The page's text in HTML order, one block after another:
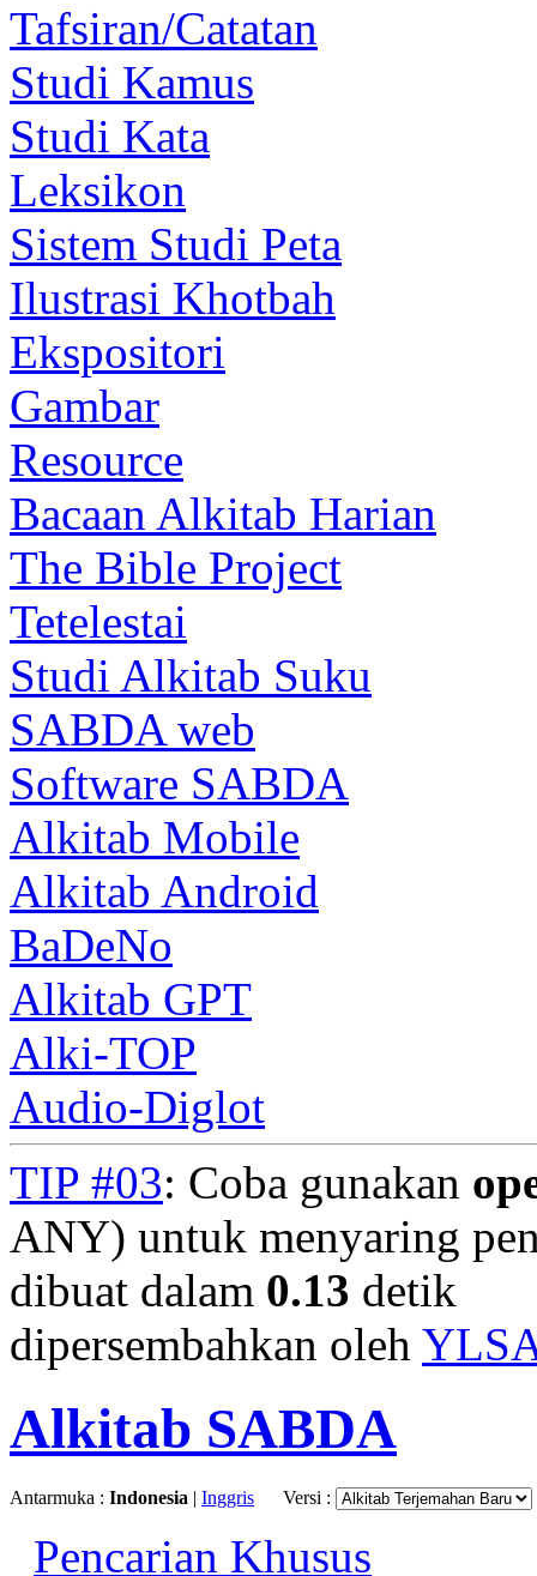
Tafsiran/Catatan
Studi Kamus
Studi Kata
Leksikon
Sistem Studi Peta
Ilustrasi Khotbah
Ekspositori
Gambar
Resource
Bacaan Alkitab Harian
The Bible Project
Tetelestai
Studi Alkitab Suku
SABDA web
Software SABDA
Alkitab Mobile
Alkitab Android
BaDeNo
Alkitab GPT
Alki-TOP
Audio-Diglot
TIP #03: Coba gunakan
ANY) untuk menyaring
dibuat dalam 0.13 detik
dipersembahkan oleh
Alkitab SABDA
Antarmuka : Indonesia | Inggris Versi :
Pencarian Khusus